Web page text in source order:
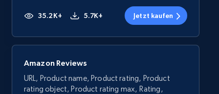
35.2K+ 5.7K+ Jetzt kaufen
Amazon Reviews
URL, Product name, Product rating, Product
rating object, Product rating max, Rating,